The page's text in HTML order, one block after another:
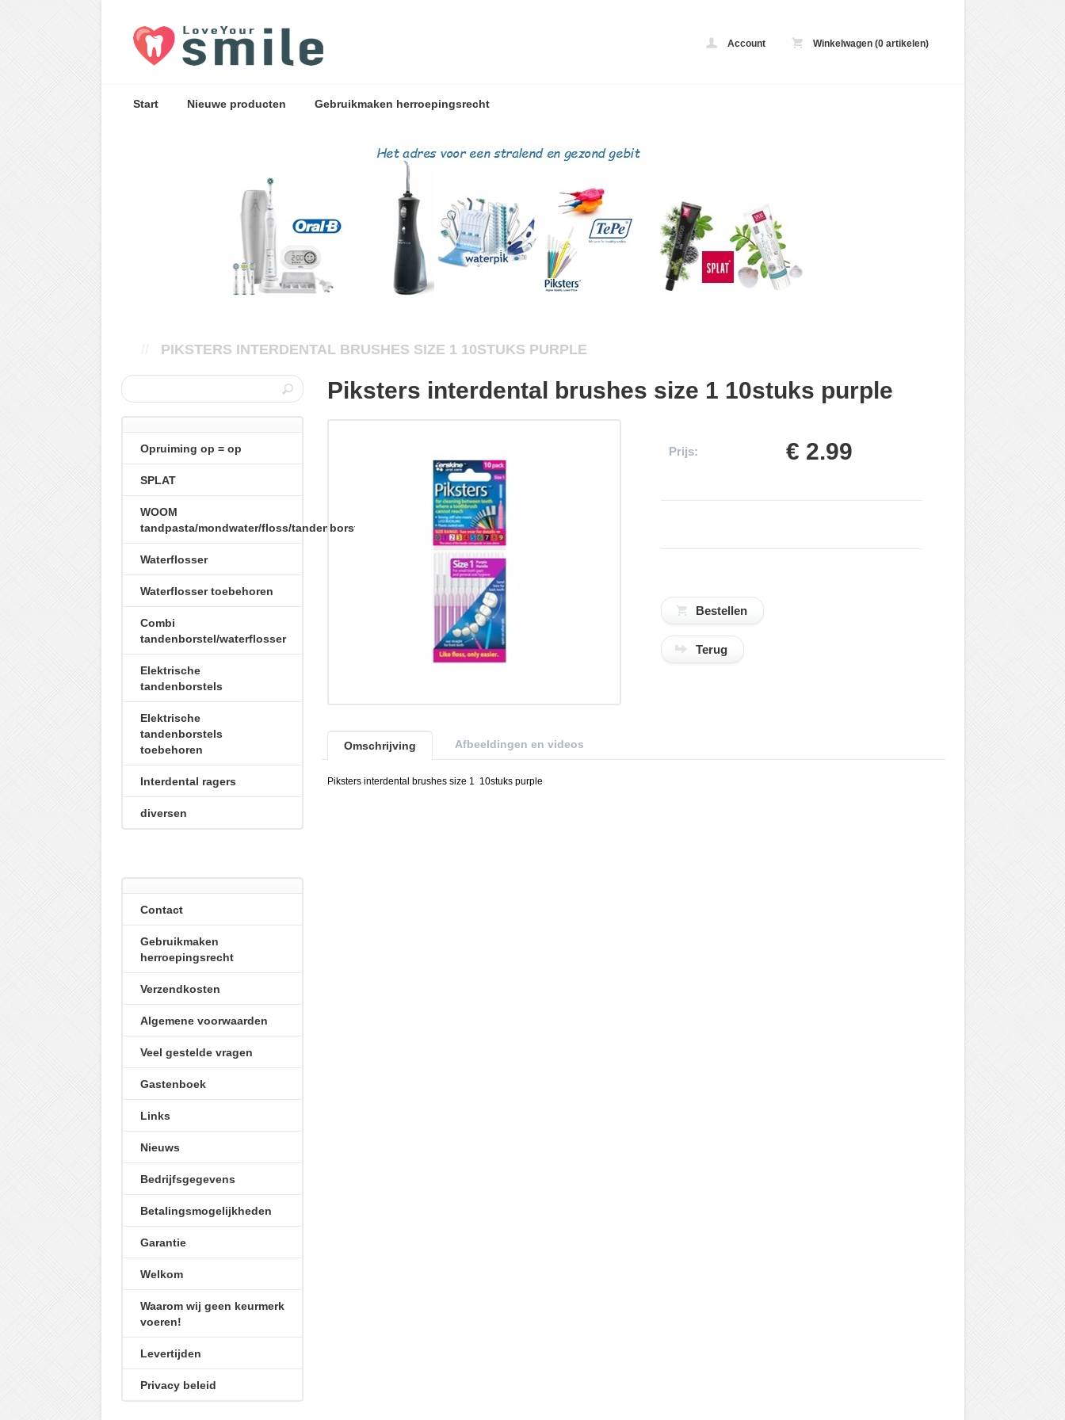
Account Winkelwagen (0 artikelen)
Start Nieuwe producten Gebruikmaken herroepingsrecht
PIKSTERS INTERDENTAL BRUSHES SIZE 1 10STUKS PURPLE
Opruiming op = op
SPLAT
WOOM
tandpasta/mondwater/floss/tandenborstels
Waterflosser
Waterflosser toebehoren
Combi
tandenborstel/waterflosser
Elektrische
tandenborstels
Elektrische
tandenborstels
toebehoren
Interdental ragers
diversen
Contact
Gebruikmaken
herroepingsrecht
Verzendkosten
Algemene voorwaarden
Veel gestelde vragen
Gastenboek
Links
Nieuws
Bedrijfsgegevens
Betalingsmogelijkheden
Garantie
Welkom
Waarom wij geen keurmerk
voeren!
Levertijden
Privacy beleid
Piksters interdental brushes size 1 10stuks purple
Prijs: € 2.99
Terug
Omschrijving Afbeeldingen en videos
Piksters interdental brushes size 1 10stuks purple